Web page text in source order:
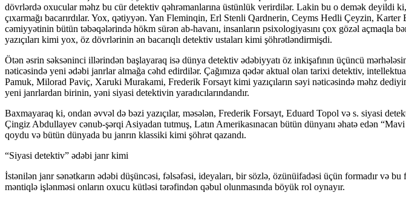
dövrlərdə oxucular məhz bu cür detektiv qəhrəmanlarına üstünlük verirdilər. Lakin bu o demək deyildi ki,
çıxarmağı bacarırdılar. Yox, qətiyyən. Yan Fleminqin, Erl Stenli Qardnerin, Ceyms Hedli Çeyzin,
cəmiyyətinin bütün təbəqələrində hökm sürən ab-havanı, insanların psixologiyasını çox gözəl açmaqla
yazıçıları kimi yox, öz dövrlərinin ən bacarıqlı detektiv ustaları kimi şöhrətləndirmişdi.
Ötən əsrin səksəninci illərindən başlayaraq isə dünya detektiv ədəbiyyatı öz inkişafının üçüncü
nəticəsində yeni ədəbi janrlar almağa cəhd edirdilər. Çağımıza qədər aktual olan tarixi detektiv,
Pamuk, Milorad Paviç, Xaruki Murakami, Frederik Forsayt kimi yazıçıların səyi nəticəsində məhz
yeni janrlardan birinin, yəni siyasi detektivin yaradıcılarındandır.
Baxmayaraq ki, ondan əvvəl də bəzi yazıçılar, məsələn, Frederik Forsayt, Eduard Topol və s. siyasi
Çingiz Abdullayev cənub-şərqi Asiyadan tutmuş, Latın Amerikasınacan bütün dünyanı əhatə edən
qoydu və bütün dünyada bu janrın klassiki kimi şöhrət qazandı.
“Siyasi detektiv” ədəbi janr kimi
İstənilən janr sənətkarın ədəbi düşüncəsi, fəlsəfəsi, ideyaları, bir sözlə, özünüifadəsi üçün formadır və
məntiqlə işlənməsi onların oxucu kütləsi tərəfindən qəbul olunmasında böyük rol oynayır.